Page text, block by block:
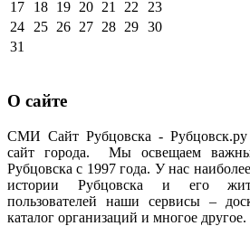
17
18 19 20 21 22
23
24
25 26 27 28 29 30
31
О сайте
СМИ Сайт Рубцовска -
сайт города. Мы освещаем
Рубцовска с 1997 года. У нас
истории Рубцовска и его
пользователей наши сервисы –
каталог организаций и многое другое.